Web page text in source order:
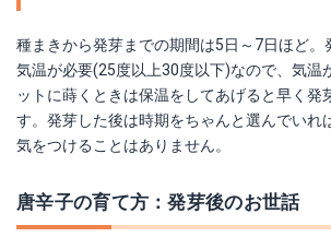
種まきから発芽までの期間は5日～7日ほど。
気温が必要(25度以上30度以下)なので、気温
ットに蒔くときは保温をしてあげると早く発
す。発芽した後は時期をちゃんと選んでいれ
気をつけることはありません。
唐辛子の育て方：発芽後のお世話